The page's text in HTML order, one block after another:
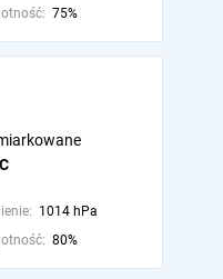
75%
1014 hPa
80%